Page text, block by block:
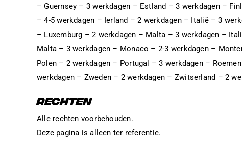
– Guernsey – 3 werkdagen – Estland – 3 werkdagen –
– 4-5 werkdagen – Ierland – 2 werkdagen – Italië – 3
– Luxemburg – 2 werkdagen – Malta – 3 werkdagen –
Malta – 3 werkdagen – Monaco – 2-3 werkdagen –
Polen – 2 werkdagen – Portugal – 3 werkdagen –
werkdagen – Zweden – 2 werkdagen – Zwitserland – 2
RECHTEN
Alle rechten voorbehouden.
Deze pagina is alleen ter referentie.